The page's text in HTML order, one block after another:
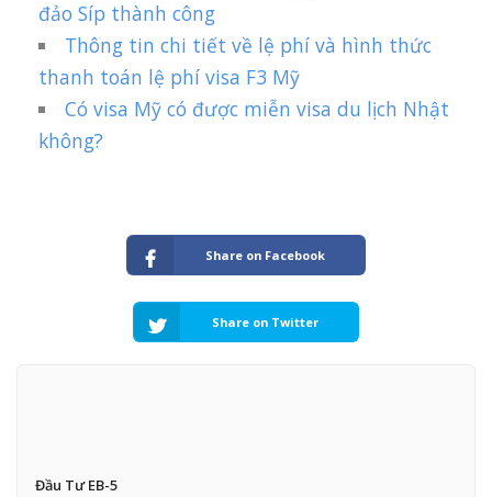
đảo Síp thành công
Thông tin chi tiết về lệ phí và hình thức
thanh toán lệ phí visa F3 Mỹ
Có visa Mỹ có được miễn visa du lịch Nhật
không?
Share on Facebook
Share on Twitter
Đầu Tư EB-5